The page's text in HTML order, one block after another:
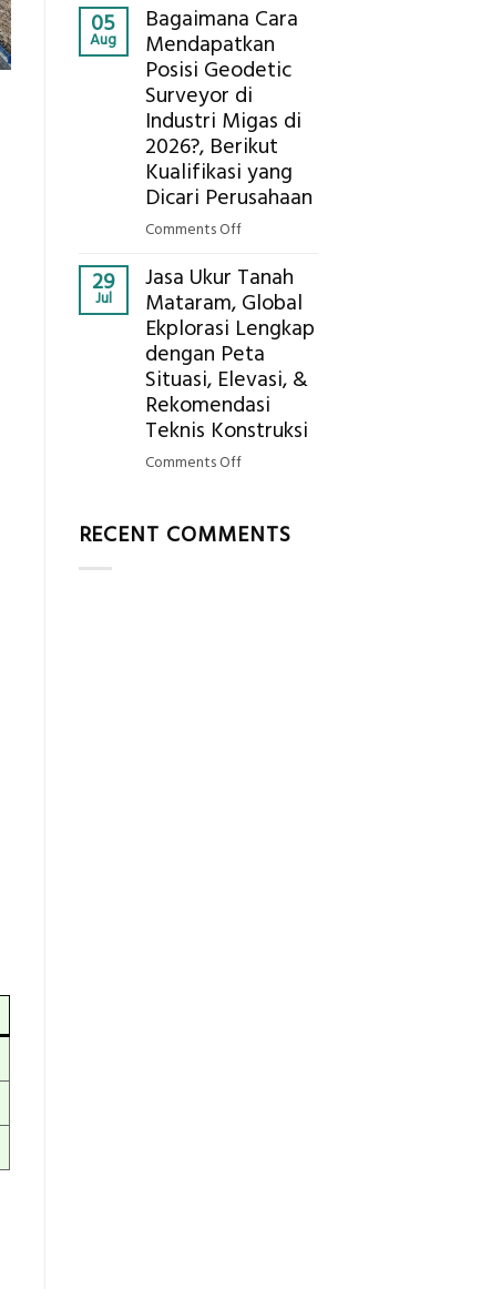
Estimasi
Biaya
Per
m²
untuk
Rumah
Sejuk
Tanpa
AC
Pemetaan
Drone
LiDAR
Mataram,
Global
Ekplorasi
Solusi
Pemetaan
05
Aug
Bagaimana Cara
Mendapatkan
Posisi Geodetic
Surveyor di
Industri Migas di
2026?, Berikut
Kualifikasi yang
Dicari Perusahaan
Comments Offon
Cara
Mendapatkan
Posisi
Geodetic
Surveyor
di
Industri
Berikut
Kualifikasi
29
Jul
Jasa Ukur Tanah
Mataram, Global
Ekplorasi Lengkap
dengan Peta
Situasi, Elevasi, &
Rekomendasi
Teknis Konstruksi
Comments Offon
Tanah
RECENT COMMENTS